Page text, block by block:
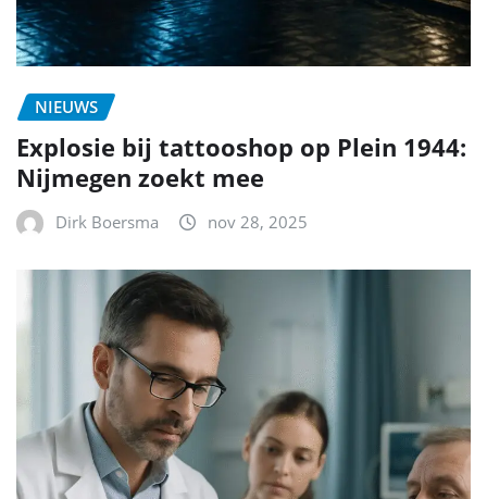
NIEUWS
Explosie bij tattooshop op Plein 1944:
Nijmegen zoekt mee
Dirk Boersma nov 28, 2025